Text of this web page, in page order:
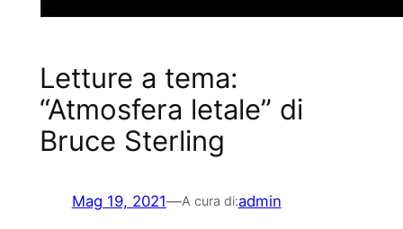
Letture a tema:
“Atmosfera letale” di
Bruce Sterling
Mag 19, 2021—A cura di:admin